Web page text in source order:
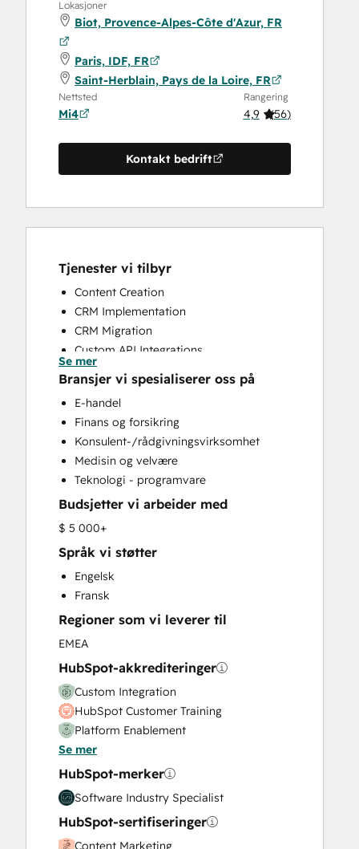
Lokasjoner
Biot, Provence-Alpes-Côte d'Azur, FR
Paris, IDF, FR
Saint-Herblain, Pays de la Loire, FR
Nettsted
Mi4
Rangering
4,9 (56)
Kontakt bedrift
Tjenester vi tilbyr
Content Creation
CRM Implementation
CRM Migration
Custom API Integrations
Customer Marketing
Customer Success Training
Email Marketing
Help Desk Implementation
HubSpot Onboarding
Knowledge Base Development
Paid Advertising
Programmable Automation
Sales and Marketing Alignment
Sales Enablement
Website Design
Website Development
Website Migration
Se mer
Bransjer vi spesialiserer oss på
E-handel
Finans og forsikring
Konsulent-/rådgivningsvirksomhet
Medisin og velvære
Teknologi - programvare
Budsjetter vi arbeider med
$ 5 000+
Språk vi støtter
Engelsk
Fransk
Regioner som vi leverer til
EMEA
HubSpot-akkrediteringer
Custom Integration
HubSpot Customer Training
Platform Enablement
Se mer
HubSpot-merker
Software Industry Specialist
HubSpot-sertifiseringer
Content Marketing